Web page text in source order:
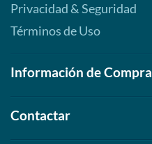
Privacidad & Seguridad
Términos de Uso
Información de Compra
Contactar